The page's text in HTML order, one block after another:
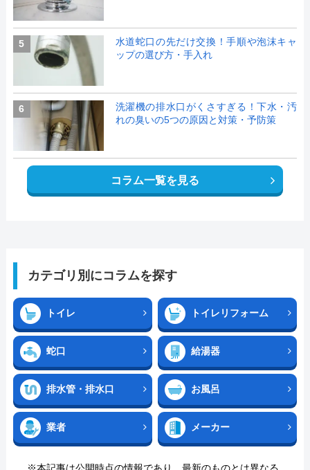
5
水道蛇口の先だけ交換！手順や泡沫キャ
ップの選び方・手入れ
6
洗濯機の排水口がくさすぎる！下水・汚
れの臭いの5つの原因と対策・予防策
コラム一覧を見る
カテゴリ別にコラムを探す
トイレ トイレリフォーム
蛇口 給湯器
排水管・排水口 お風呂
業者 メーカー